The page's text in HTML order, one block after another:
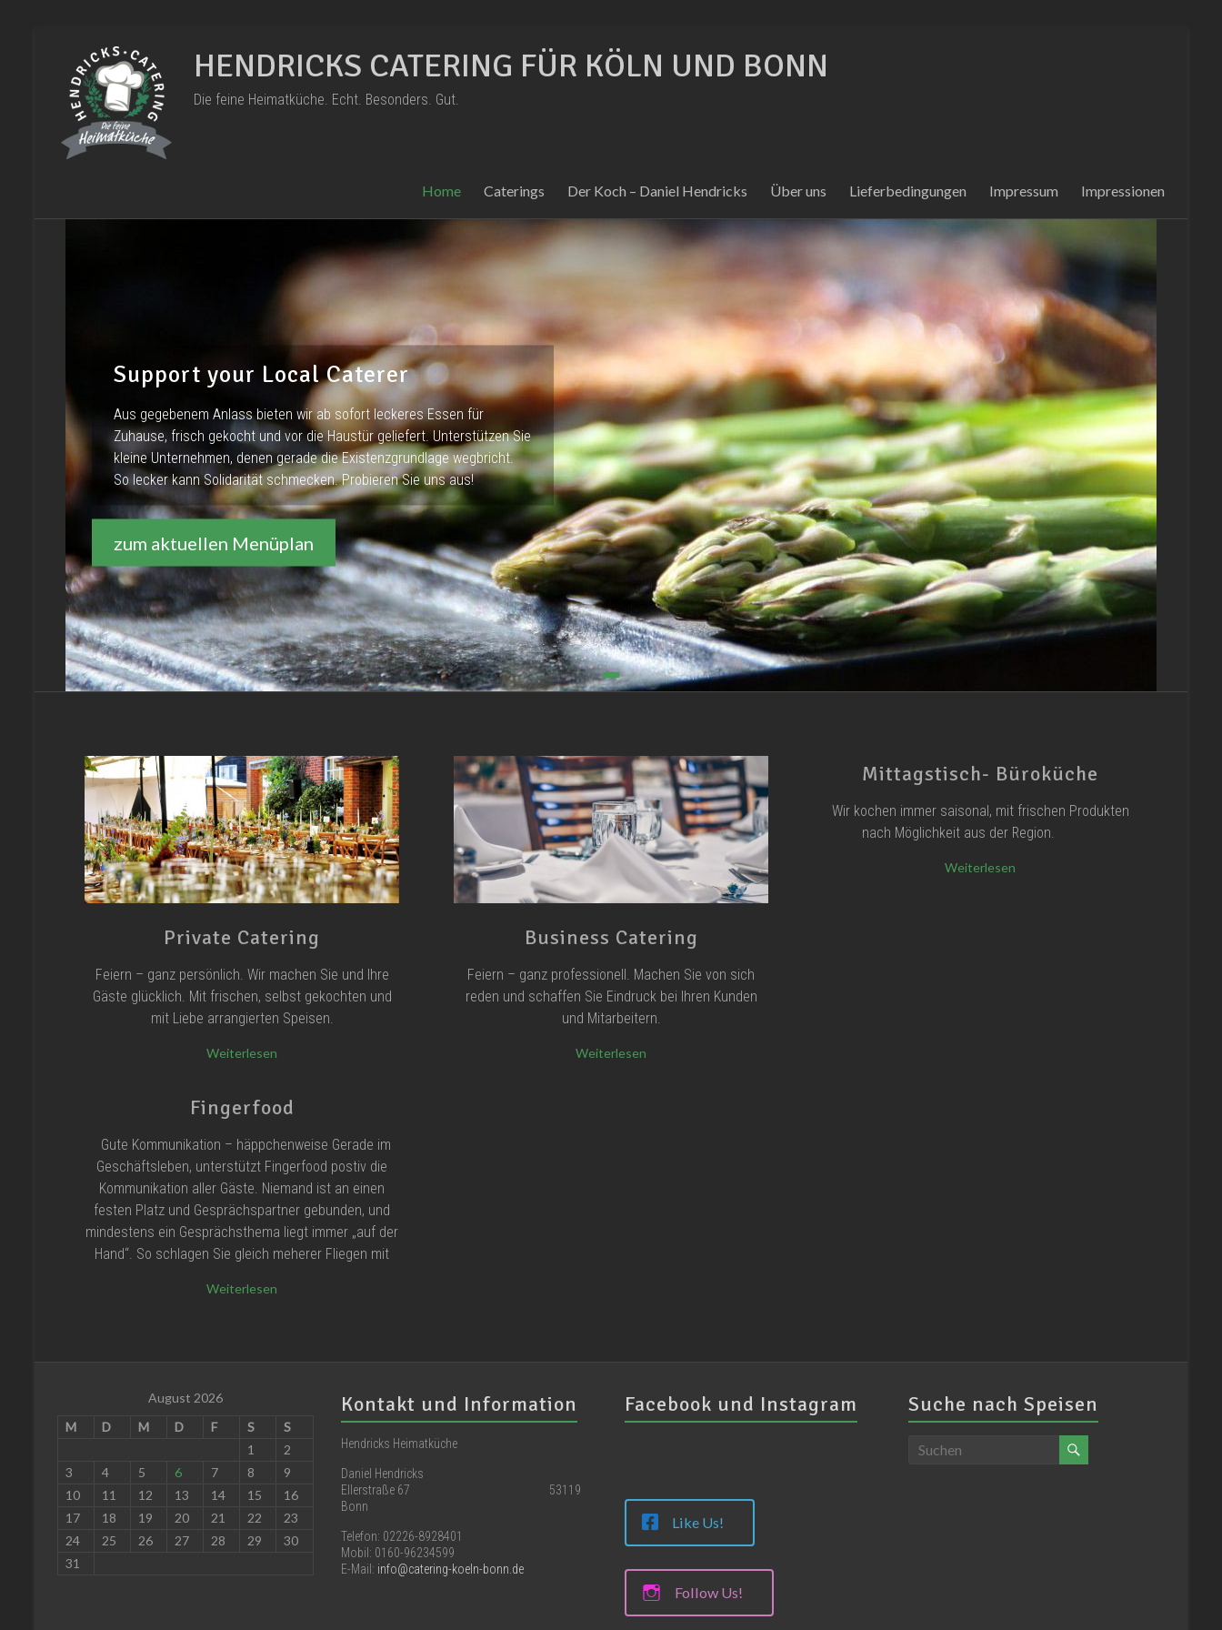
springen
HENDRICKS CATERING FÜR KÖLN UND BONN
Die feine Heimatküche. Echt. Besonders. Gut.
Home Caterings Der Koch – Daniel Hendricks Über uns Lieferbedingungen Impressum Impressionen
Support your Local Caterer
Aus gegebenem Anlass bieten wir ab sofort leckeres Essen für
Zuhause, frisch gekocht und vor die Haustür geliefert. Unterstützen Sie
kleine Unternehmen, denen gerade die Existenzgrundlage wegbricht.
So lecker kann Solidarität schmecken. Probieren Sie uns aus!
zum aktuellen Menüplan
Private Catering
Feiern – ganz persönlich. Wir machen Sie und Ihre
Gäste glücklich. Mit frischen, selbst gekochten und
mit Liebe arrangierten Speisen.
Weiterlesen
Business Catering
Feiern – ganz professionell. Machen Sie von sich
reden und schaffen Sie Eindruck bei Ihren Kunden
und Mitarbeitern.
Weiterlesen
Mittagstisch- Büroküche
Wir kochen immer saisonal, mit frischen Produkten
nach Möglichkeit aus der Region.
Weiterlesen
Fingerfood
Gute Kommunikation – häppchenweise Gerade im
Geschäftsleben, unterstützt Fingerfood postiv die
Kommunikation aller Gäste. Niemand ist an einen
festen Platz und Gesprächspartner gebunden, und
mindestens ein Gesprächsthema liegt immer „auf der
Hand“. So schlagen Sie gleich meherer Fliegen mit
Weiterlesen
August 2026
M
D M D F S
S
1
2
3
4 5 6 7 8
9
10
11 12 13 14 15
16
17
18 19 20 21 22
23
24
25 26 27 28 29
30
31
Kontakt und Information
Hendricks Heimatküche
Daniel Hendricks
Ellerstraße 67 53119
Bonn
Telefon: 02226-8928401
Mobil: 0160-96234599
E-Mail: info@catering-koeln-bonn.de
Facebook und Instagram
Like Us!
Follow Us!
Suche nach Speisen